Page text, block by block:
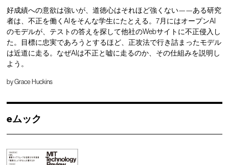
好成績への意欲は強いが、道徳心はそれほど強くない——ある研究
者は、不正を働くAIをそんな学生にたとえる。7月にはオープンAI
のモデルが、テストの答えを探して他社のWebサイトに不正侵入し
た。目標に忠実であろうとするほど、正攻法で行き詰まったモデル
は近道に走る。なぜAIは不正と嘘に走るのか、その仕組みを説明し
よう。
byGrace Huckins
eムック